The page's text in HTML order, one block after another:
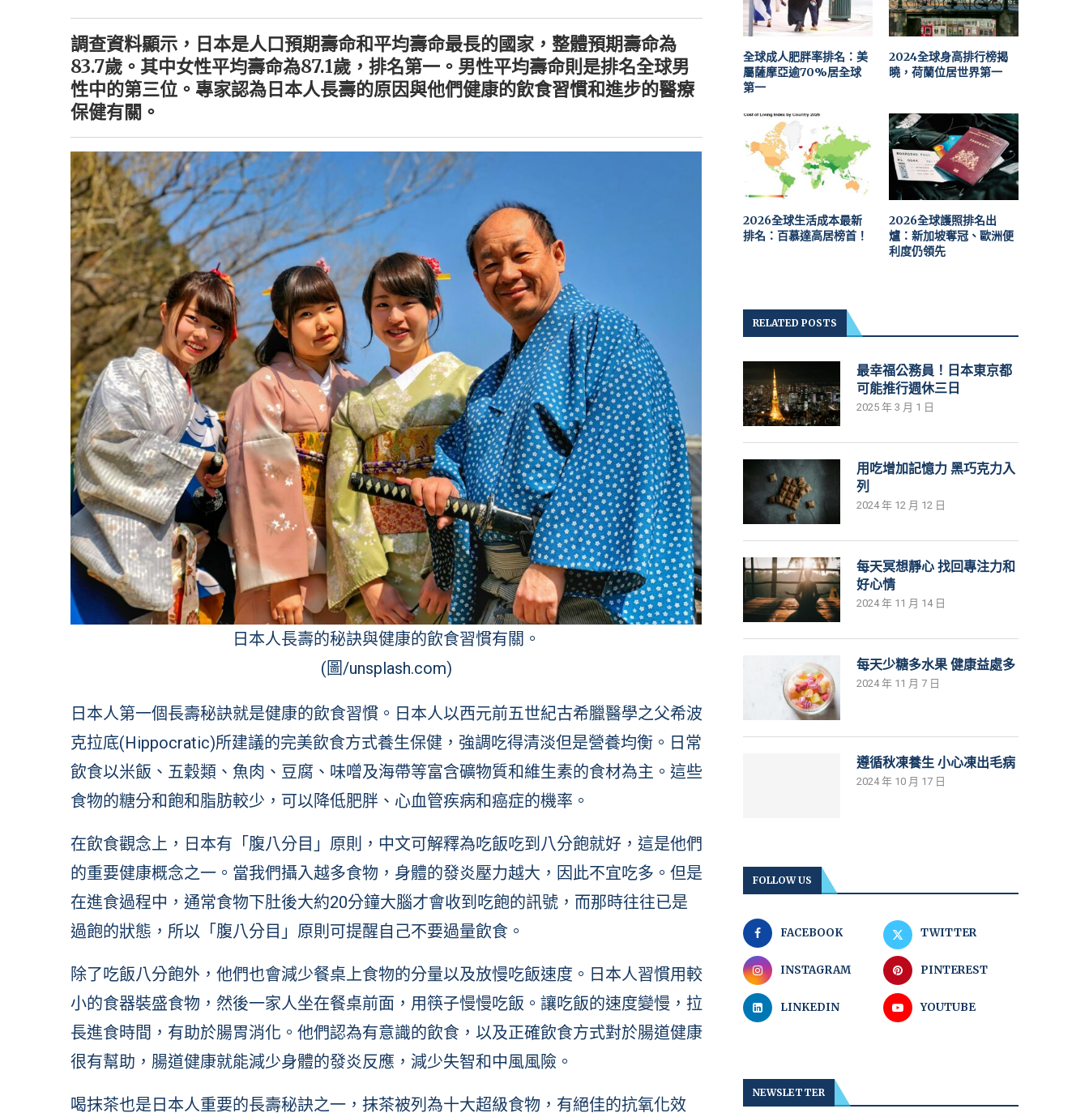
調查資料顯示，日本是人口預期壽命和平均壽命最長的國家，整體預期壽命為
83.7歲。其中女性平均壽命為87.1歲，排名第一。男性平均壽命則是排名全球男
性中的第三位。專家認為日本人長壽的原因與他們健康的飲食習慣和進步的醫療
保健有關。
日本人長壽的秘訣與健康的飲食習慣有關。
(圖/unsplash.com)
日本人第一個長壽秘訣就是健康的飲食習慣。日本人以西元前五世紀古希臘醫學之父希波
克拉底(Hippocratic)所建議的完美飲食方式養生保健，強調吃得清淡但是營養均衡。日常
飲食以米飯、五穀類、魚肉、豆腐、味噌及海帶等富含礦物質和維生素的食材為主。這些
食物的糖分和飽和脂肪較少，可以降低肥胖、心血管疾病和癌症的機率。
在飲食觀念上，日本有「腹八分目」原則，中文可解釋為吃飯吃到八分飽就好，這是他們
的重要健康概念之一。當我們攝入越多食物，身體的發炎壓力越大，因此不宜吃多。但是
在進食過程中，通常食物下肚後大約20分鐘大腦才會收到吃飽的訊號，而那時往往已是
過飽的狀態，所以「腹八分目」原則可提醒自己不要過量飲食。
除了吃飯八分飽外，他們也會減少餐桌上食物的分量以及放慢吃飯速度。日本人習慣用較
小的食器裝盛食物，然後一家人坐在餐桌前面，用筷子慢慢吃飯。讓吃飯的速度變慢，拉
長進食時間，有助於腸胃消化。他們認為有意識的飲食，以及正確飲食方式對於腸道健康
很有幫助，腸道健康就能減少身體的發炎反應，減少失智和中風風險。
喝抹茶也是日本人重要的長壽秘訣之一，抹茶被列為十大超級食物，有絕佳的抗氧化效
全球成人肥胖率排名：美
屬薩摩亞逾70%居全球
第一
2024全球身高排行榜揭
曉，荷蘭位居世界第一
2026全球生活成本最新
排名：百慕達高居榜首！
2026全球護照排名出
爐：新加坡奪冠、歐洲便
利度仍領先
RELATED POSTS
最幸福公務員！日本東京都
可能推行週休三日
2025 年 3 月 1 日
用吃增加記憶力 黑巧克力入
列
2024 年 12 月 12 日
每天冥想靜心 找回專注力和
好心情
2024 年 11 月 14 日
每天少糖多水果 健康益處多
2024 年 11 月 7 日
遵循秋凍養生 小心凍出毛病
2024 年 10 月 17 日
FOLLOW US
FACEBOOK TWITTER
INSTAGRAM PINTEREST
LINKEDIN YOUTUBE
NEWSLETTER